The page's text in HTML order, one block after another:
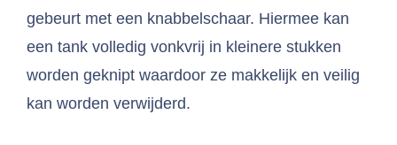
gebeurt met een knabbelschaar. Hiermee kan
een tank volledig vonkvrij in kleinere stukken
worden geknipt waardoor ze makkelijk en veilig
kan worden verwijderd.